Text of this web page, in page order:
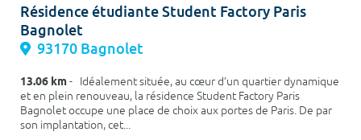
Résidence étudiante Student Factory Paris
Bagnolet
93170 Bagnolet
13.06 km- Idéalement située, au cœur d’un quartier dynamique
et en plein renouveau, la résidence Student Factory Paris
Bagnolet occupe une place de choix aux portes de Paris. De par
son implantation, cet...